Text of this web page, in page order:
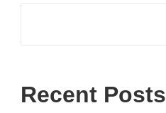
Recent Posts